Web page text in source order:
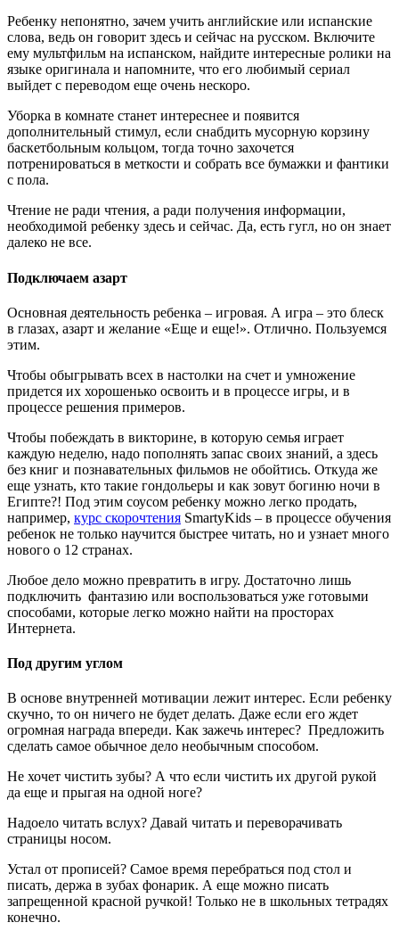
Ребенку непонятно, зачем учить английские или испанские
слова, ведь он говорит здесь и сейчас на русском. Включите
ему мультфильм на испанском, найдите интересные ролики на
языке оригинала и напомните, что его любимый сериал
выйдет с переводом еще очень нескоро.
Уборка в комнате станет интереснее и появится
дополнительный стимул, если снабдить мусорную корзину
баскетбольным кольцом, тогда точно захочется
потренироваться в меткости и собрать все бумажки и фантики
с пола.
Чтение не ради чтения, а ради получения информации,
необходимой ребенку здесь и сейчас. Да, есть гугл, но он знает
далеко не все.
Подключаем азарт
Основная деятельность ребенка – игровая. А игра – это блеск
в глазах, азарт и желание «Еще и еще!». Отлично. Пользуемся
этим.
Чтобы обыгрывать всех в настолки на счет и умножение
придется их хорошенько освоить и в процессе игры, и в
процессе решения примеров.
Чтобы побеждать в викторине, в которую семья играет
каждую неделю, надо пополнять запас своих знаний, а здесь
без книг и познавательных фильмов не обойтись. Откуда же
еще узнать, кто такие гондольеры и как зовут богиню ночи в
Египте?! Под этим соусом ребенку можно легко продать,
например, курс скорочтения SmartyKids – в процессе обучения
ребенок не только научится быстрее читать, но и узнает много
нового о 12 странах.
Любое дело можно превратить в игру. Достаточно лишь
подключить фантазию или воспользоваться уже готовыми
способами, которые легко можно найти на просторах
Интернета.
Под другим углом
В основе внутренней мотивации лежит интерес. Если ребенку
скучно, то он ничего не будет делать. Даже если его ждет
огромная награда впереди. Как зажечь интерес? Предложить
сделать самое обычное дело необычным способом.
Не хочет чистить зубы? А что если чистить их другой рукой
да еще и прыгая на одной ноге?
Надоело читать вслух? Давай читать и переворачивать
страницы носом.
Устал от прописей? Самое время перебраться под стол и
писать, держа в зубах фонарик. А еще можно писать
запрещенной красной ручкой! Только не в школьных тетрадях
конечно.